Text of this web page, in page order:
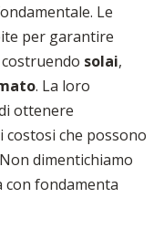
Le
per garantire
solai,
. La loro
ottenere
che possono
dimentichiamo
fondamenta